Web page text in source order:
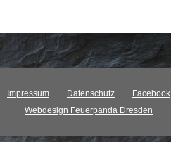
Impressum Datenschutz
Facebook
Webdesign Feuerpanda Dresden